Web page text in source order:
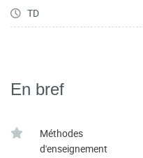
TD
En bref
Méthodes
d'enseignement